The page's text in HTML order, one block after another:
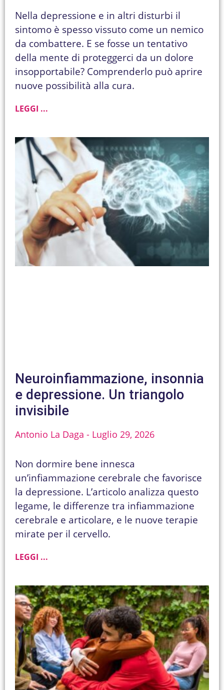
Nella depressione e in altri disturbi il
sintomo è spesso vissuto come un nemico
da combattere. E se fosse un tentativo
della mente di proteggerci da un dolore
insopportabile? Comprenderlo può aprire
nuove possibilità alla cura.
LEGGI ...
Neuroinfiammazione, insonnia
e depressione. Un triangolo
invisibile
Antonio La Daga Luglio 29, 2026
Non dormire bene innesca
un’infiammazione cerebrale che favorisce
la depressione. L’articolo analizza questo
legame, le differenze tra infiammazione
cerebrale e articolare, e le nuove terapie
mirate per il cervello.
LEGGI ...